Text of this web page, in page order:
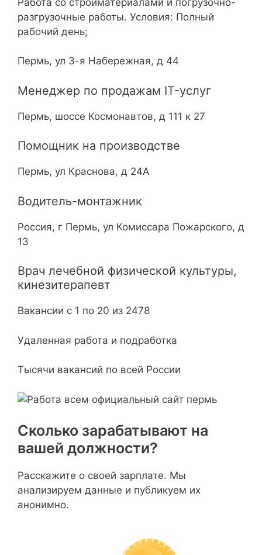
разгрузочные работы. Условия: Полный
рабочий день;
Пермь, ул 3-я Набережная, д 44
Менеджер по продажам IT-услуг
Пермь, шоссе Космонавтов, д 111 к 27
Помощник на производстве
Пермь, ул Краснова, д 24А
Водитель-монтажник
Россия, г Пермь, ул Комиссара Пожарского, д
13
Врач лечебной физической культуры,
кинезитерапевт
Вакансии с 1 по 20 из 2478
Удаленная работа и подработка
Тысячи вакансий по всей России
Сколько зарабатывают на
вашей должности?
Расскажите о своей зарплате. Мы
анализируем данные и публикуем их
анонимно.